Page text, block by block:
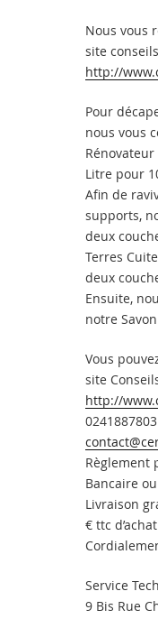
Nous vous
site
http://
Pour
nous vous
Rénovateur
Litre pour
Afin de
supports,
deux
Terres
deux
Ensuite,
notre
Vous
site
http://
Règlement
Bancaire
Livraison
€ ttc
Service
9 Bis Rue